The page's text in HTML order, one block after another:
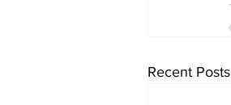
Recent Posts